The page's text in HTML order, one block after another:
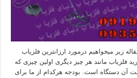
زیر میخواهیم درمورد ارزانترین فلزیاب
فلزیاب مانند هر چیز دیگری اولین چیزی که
آن دستگاه است. بودجه هرکدام از ما برای